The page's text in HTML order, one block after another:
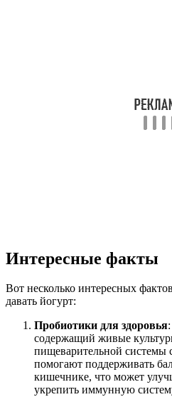
Интересные факты
Вот несколько интересных
давать йогурт:
Пробиотики для здоровья
содержащий живые
пищеварительной системы
помогают поддерживать
кишечнике, что может
укрепить иммунную